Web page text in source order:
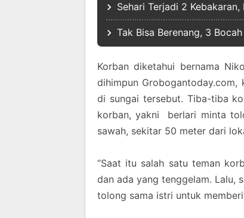
Sehari Terjadi 2
Tak Bisa Berenang, 3
Korban diketahui bernama
dihimpun Grobogantoday.com,
di sungai tersebut. Tiba-tiba
korban, yakni berlari minta
sawah, sekitar 50 meter dari
“Saat itu salah satu teman
dan ada yang tenggelam. Lalu,
tolong sama istri untuk